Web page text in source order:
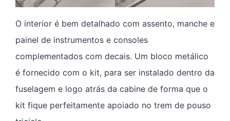
O interior é bem detalhado com assento, manche e
painel de instrumentos e consoles
complementados com decais. Um bloco metálico
é fornecido com o kit, para ser instalado dentro da
fuselagem e logo atrás da cabine de forma que o
kit fique perfeitamente apoiado no trem de pouso